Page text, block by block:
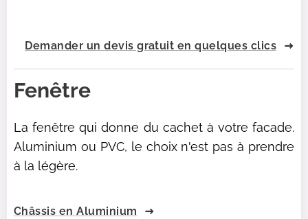
Demander un devis gratuit en quelques clics
Fenêtre
La fenêtre qui donne du cachet à votre facade.
Aluminium ou PVC, le choix n'est pas à prendre
à la légère.
Châssis en Aluminium